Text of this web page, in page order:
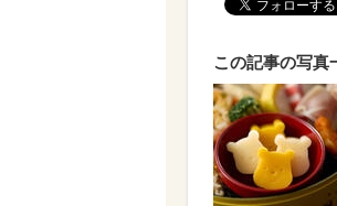
この記事の写真